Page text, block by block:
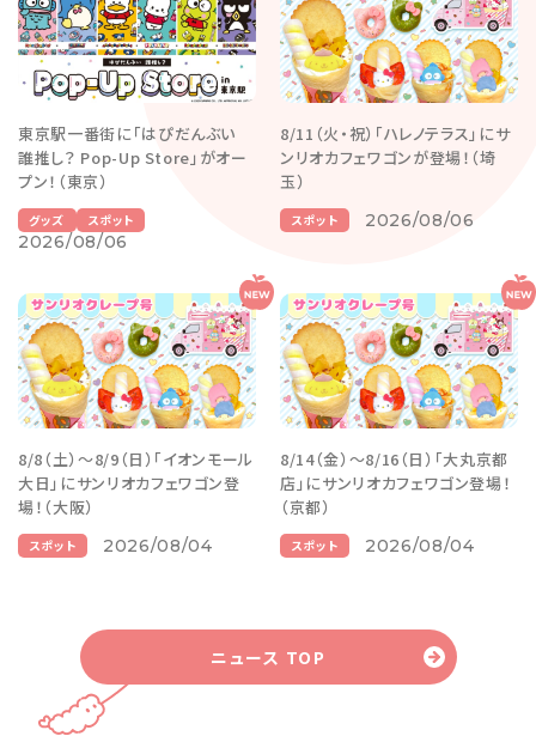
東京駅一番街に「はぴだんぶい
誰推し？ Pop-Up Store」がオー
プン！（東京）
グッズ スポット
2026/08/06
8/11（火・祝）「ハレノテラス」にサ
ンリオカフェワゴンが登場！（埼
玉）
スポット 2026/08/06
8/8（土）～8/9（日）「イオンモール
大日」にサンリオカフェワゴン登
場！（大阪）
スポット 2026/08/04
8/14（金）～8/16（日）「大丸京都
店」にサンリオカフェワゴン登場！
（京都）
スポット 2026/08/04
ニュース TOP